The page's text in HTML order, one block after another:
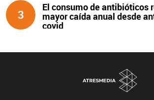
3
El consumo de antibióticos
mayor caída anual desde
covid